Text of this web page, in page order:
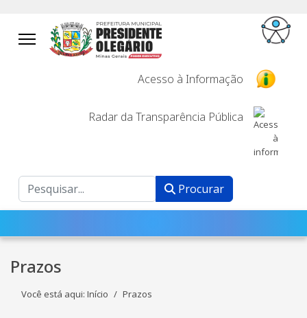
Acesso à Informação
Radar da Transparência Pública
Procurar Procurar
Prazos
Você está aqui: Início Prazos